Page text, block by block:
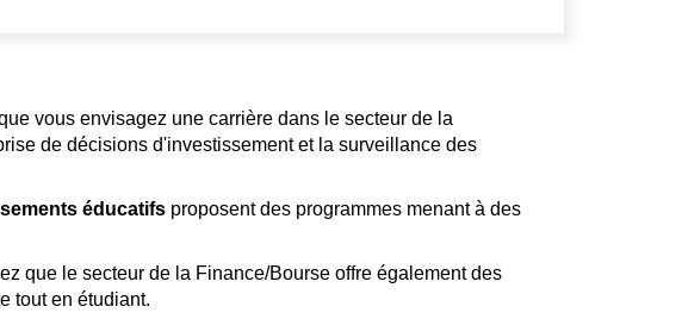
vous envisagez une carrière dans le secteur de la
de décisions d'investissement et la surveillance des
éducatifs proposent des programmes menant à des
que le secteur de la Finance/Bourse offre également des
tout en étudiant.